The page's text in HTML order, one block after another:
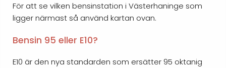
För att se vilken bensinstation i Västerhaninge som
ligger närmast så använd kartan ovan.
Bensin 95 eller E10?
E10 är den nya standarden som ersätter 95 oktanig